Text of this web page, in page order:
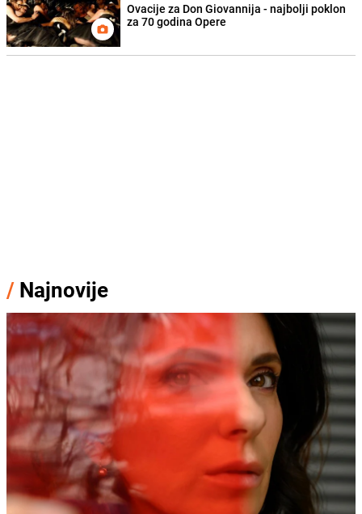
Ovacije za Don Giovannija - najbolji poklon
za 70 godina Opere
/ Najnovije